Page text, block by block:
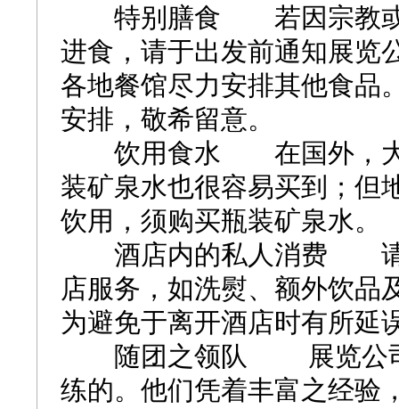
特别膳食 若因宗教或健
进食，请于出发前通知展览
各地餐馆尽力安排其他食品
安排，敬希留意。
饮用食水 在国外，大部
装矿泉水也很容易买到；但
饮用，须购买瓶装矿泉水。
酒店内的私人消费 请注
店服务，如洗熨、额外饮品
为避免于离开酒店时有所延
随团之领队 展览公司
练的。他们凭着丰富之经验